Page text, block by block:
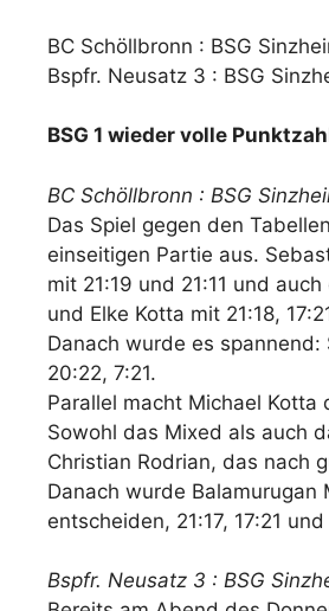
BC Schöllbronn : BSG
Bspfr. Neusatz 3 : BSG
BSG 1 wieder volle
BC Schöllbronn : BSG
Das Spiel gegen den
einseitigen Partie aus.
mit 21:19 und 21:11 und
und Elke Kotta mit 21:18,
Danach wurde es spannend:
20:22, 7:21.
Parallel macht Michael Kotta
Sowohl das Mixed als auch
Christian Rodrian, das nach
Danach wurde
entscheiden, 21:17, 17:21
Bspfr. Neusatz 3 : BSG